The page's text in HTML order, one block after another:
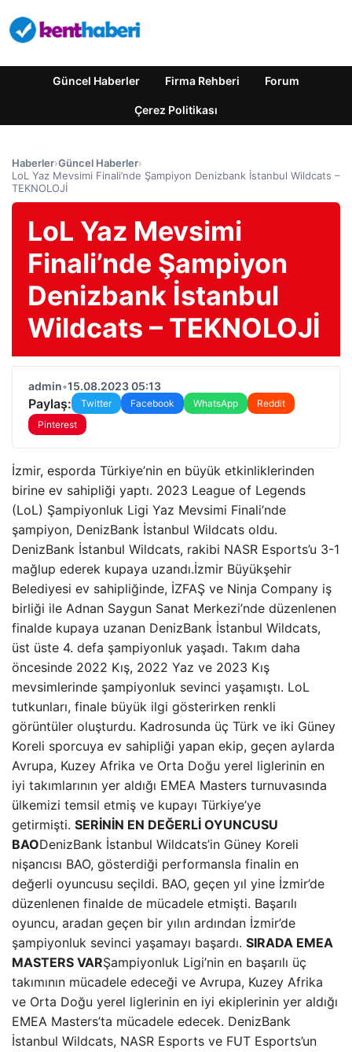
Güncel Haberler Firma Rehberi Forum
Çerez Politikası
Haberler›Güncel Haberler›
LoL Yaz Mevsimi Finali’nde Şampiyon Denizbank İstanbul Wildcats –
TEKNOLOJİ
LoL Yaz Mevsimi
Finali’nde Şampiyon
Denizbank İstanbul
Wildcats – TEKNOLOJİ
admin•15.08.2023 05:13
Paylaş: Twitter Facebook WhatsApp
Reddit
Pinterest
İzmir, esporda Türkiye’nin en büyük etkinliklerinden
birine ev sahipliği yaptı. 2023 League of Legends
(LoL) Şampiyonluk Ligi Yaz Mevsimi Finali’nde
şampiyon, DenizBank İstanbul Wildcats oldu.
DenizBank İstanbul Wildcats, rakibi NASR Esports’u 3-1
mağlup ederek kupaya uzandı.İzmir Büyükşehir
Belediyesi ev sahipliğinde, İZFAŞ ve Ninja Company iş
birliği ile Adnan Saygun Sanat Merkezi’nde düzenlenen
finalde kupaya uzanan DenizBank İstanbul Wildcats,
üst üste 4. defa şampiyonluk yaşadı. Takım daha
öncesinde 2022 Kış, 2022 Yaz ve 2023 Kış
mevsimlerinde şampiyonluk sevinci yaşamıştı. LoL
tutkunları, finale büyük ilgi gösterirken renkli
görüntüler oluşturdu. Kadrosunda üç Türk ve iki Güney
Koreli sporcuya ev sahipliği yapan ekip, geçen aylarda
Avrupa, Kuzey Afrika ve Orta Doğu yerel liglerinin en
iyi takımlarının yer aldığı EMEA Masters turnuvasında
ülkemizi temsil etmiş ve kupayı Türkiye’ye
getirmişti. SERİNİN EN DEĞERLİ OYUNCUSU
BAODenizBank İstanbul Wildcats’in Güney Koreli
nişancısı BAO, gösterdiği performansla finalin en
değerli oyuncusu seçildi. BAO, geçen yıl yine İzmir’de
düzenlenen finalde de mücadele etmişti. Başarılı
oyuncu, aradan geçen bir yılın ardından İzmir’de
şampiyonluk sevinci yaşamayı başardı. SIRADA EMEA
MASTERS VARŞampiyonluk Ligi’nin en başarılı üç
takımının mücadele edeceği ve Avrupa, Kuzey Afrika
ve Orta Doğu yerel liglerinin en iyi ekiplerinin yer aldığı
EMEA Masters’ta mücadele edecek. DenizBank
İstanbul Wildcats, NASR Esports ve FUT Esports’un